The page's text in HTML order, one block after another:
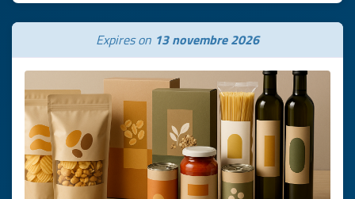
Expires on 13 novembre 2026